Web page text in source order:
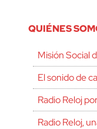
QUIÉNES
Misión Social
El sonido de
Radio Reloj
Radio Reloj,